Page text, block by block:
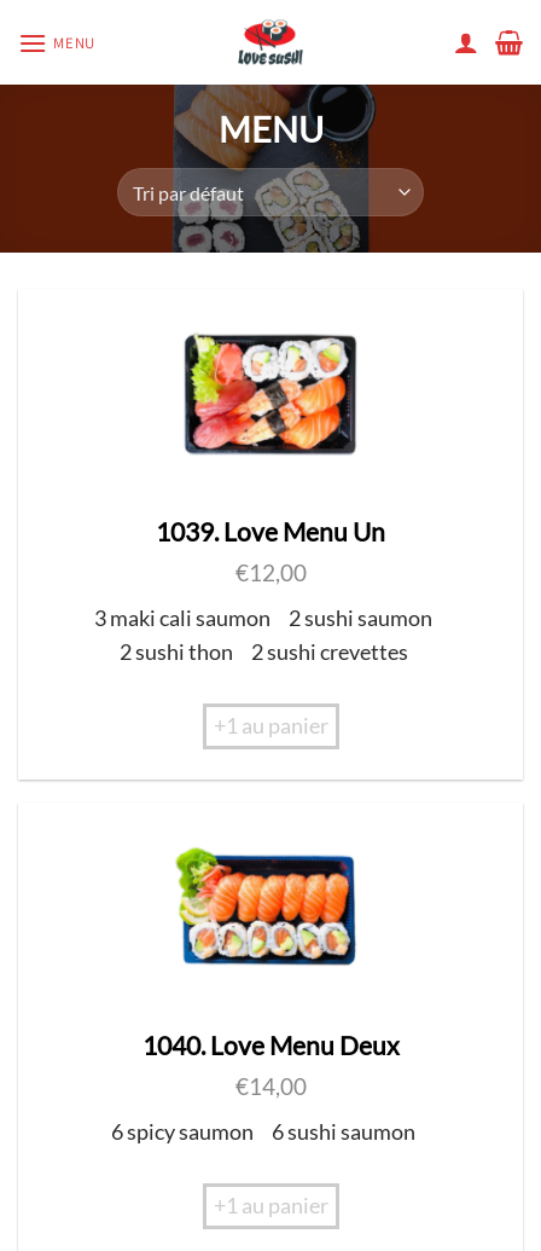
MENU
MENU
1039. Love Menu Un
€12,00
3 maki cali saumon
2 sushi saumon
2 sushi thon
2 sushi crevettes
+1 au panier
1040. Love Menu Deux
€14,00
6 spicy saumon 6 sushi saumon
+1 au panier